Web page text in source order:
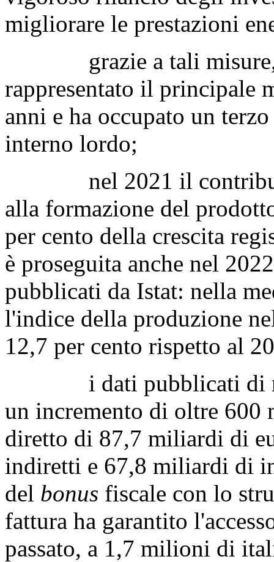
migliorare le prestazioni
grazie a tali misure, il
rappresentato il principale
anni e ha occupato un
interno lordo;
nel 2021 il contributo
alla formazione del
per cento della crescita
è proseguita anche nel
pubblicati da Istat: nella
l'indice della produzione
12,7 per cento rispetto al
i dati pubblicati di
un incremento di oltre 600
diretto di 87,7 miliardi di
indiretti e 67,8 miliardi di
del bonus fiscale con lo
fattura ha garantito
passato, a 1,7 milioni di